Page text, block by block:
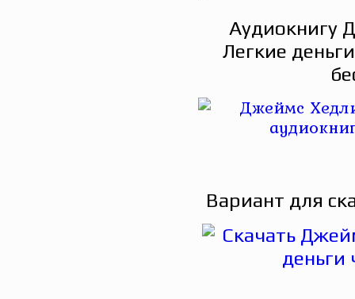
Аудиокнигу
Легкие
Вариант для